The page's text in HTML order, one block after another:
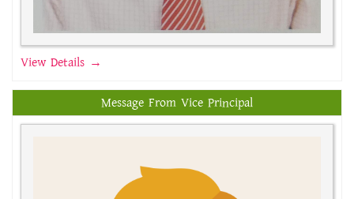
View Details →
Message From Vice Principal